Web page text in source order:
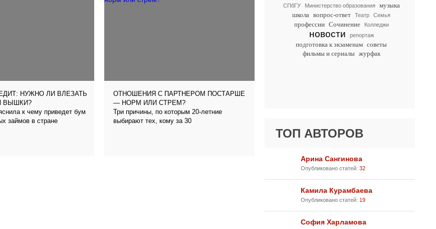
СПбГУ
Министерство образования
музыка
школа вопрос-ответ Театр Семья
профессии Сочинение Колледжи
новости репортаж
подготовка к экзаменам советы
фильмы и сериалы журфак
ТОП АВТОРОВ
Арина Сангинова
Опубликовано статей: 32
Камила Курамбаева
Опубликовано статей: 19
София Харламова
НУЖНО ЛИ ВЛЕЗАТЬ
ВЫШКИ?
к чему приведет бум
займов в стране
ОТНОШЕНИЯ С ПАРТНЕРОМ ПОСТАРШЕ
— НОРМ ИЛИ СТРЕМ?
Три причины, по которым 20-летние
выбирают тех, кому за 30